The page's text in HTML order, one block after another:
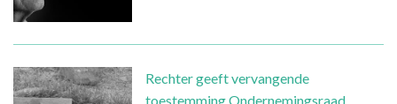
Rechter geeft vervangende
toestemming Ondernemingsraad